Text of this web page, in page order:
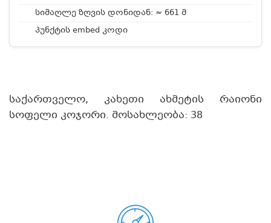
სიმაღლე ზღვის დონიდან: ≈ 661 მ
პუნქტის embed კოდი
საქართველო, კახეთი ახმეტის რაიონი
სოფელი კოჯორი. მოსახლეობა: 38